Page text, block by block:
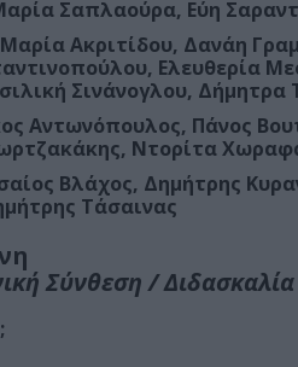
Σαπλαούρα, Εύη
Ακριτίδου, Δανάη
Ελευθερία
Σινάνογλου,
Αντωνόπουλος, Πάνος
Ντορίτα
Βλάχος, Δημήτρης
Τάσαινας
Σύνθεση /